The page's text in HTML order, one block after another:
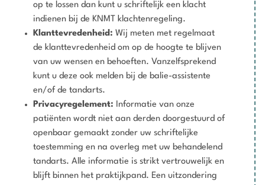
op te lossen dan kunt u schriftelijk een klacht
indienen bij de KNMT klachtenregeling.
Klanttevredenheid: Wij meten met regelmaat
de klanttevredenheid om op de hoogte te blijven
van uw wensen en behoeften. Vanzelfsprekend
kunt u deze ook melden bij de balie-assistente
en/of de tandarts.
Privacyregelement: Informatie van onze
patiënten wordt niet aan derden doorgestuurd of
openbaar gemaakt zonder uw schriftelijke
toestemming en na overleg met uw behandelend
tandarts. Alle informatie is strikt vertrouwelijk en
blijft binnen het praktijkpand. Een uitzondering